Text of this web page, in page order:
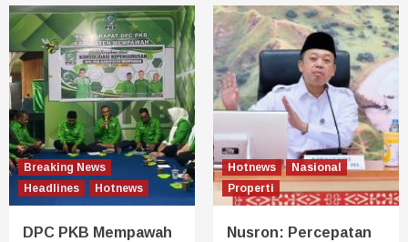
Breaking News
Headlines
Hotnews
DPC PKB Mempawah
Hotnews
Nasional
Properti
Nusron: Percepatan